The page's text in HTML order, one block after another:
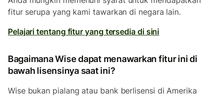
fitur serupa yang kami tawarkan di negara lain.
Pelajari tentang fitur yang tersedia di sini
Bagaimana Wise dapat menawarkan fitur ini di
bawah lisensinya saat ini?
Wise bukan pialang atau bank berlisensi di Amerika